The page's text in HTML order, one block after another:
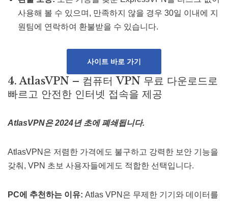
사용해 볼 수 있으며, 만족하지 않을 경우 30일 이내에 지
원팀에 연락하여 환불받을 수 있습니다​.
사이트 바로 가기
4. AtlasVPN – 컴퓨터 VPN 무료 다운로드로
빠르고 안전한 인터넷 접속을 제공
AtlasVPN은 2024년 초에 폐쇄됩니다.
AtlasVPN은 저렴한 가격에도 불구하고 강력한 보안 기능을
갖춰, VPN 초보 사용자들에게도 적합한 선택입니다.
PC에 추천하는 이유: Atlas VPN은 무제한 기기와 데이터를